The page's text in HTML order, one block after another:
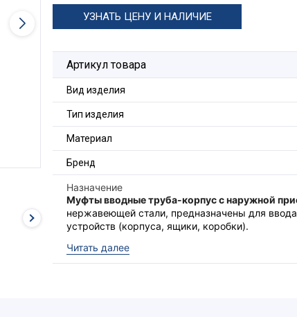
УЗНАТЬ ЦЕНУ И НАЛИЧИЕ
Артикул товара
Вид изделия
Тип изделия
Материал
Бренд
Назначение
Муфты вводные труба-корпус с наружной
нержавеющей стали, предназначены для
устройств (корпуса, ящики, коробки).
Муфты обладают повышенной степенью защиты
Читать далее